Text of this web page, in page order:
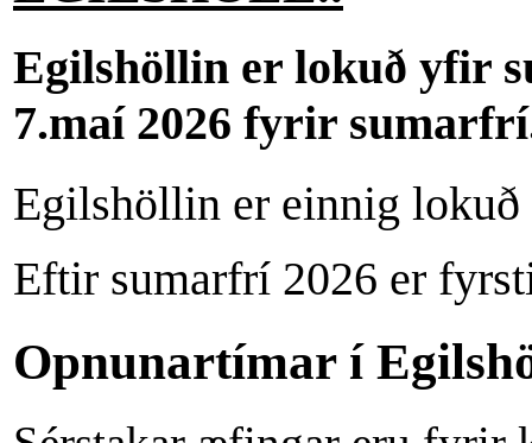
Egilshöllin er lokuð yfir
7.maí 2026 fyrir
Egilshöllin er einnig lokuð
Eftir sumarfrí 2026 er
Opnunartímar í